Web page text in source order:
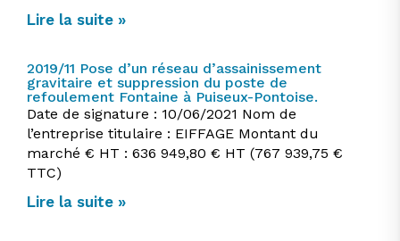
Lire la suite »
2019/11 Pose d’un réseau d’assainissement
gravitaire et suppression du poste de
refoulement Fontaine à Puiseux-Pontoise.
Date de signature : 10/06/2021 Nom de
l’entreprise titulaire : EIFFAGE Montant du
marché € HT : 636 949,80 € HT (767 939,75 €
TTC)
Lire la suite »